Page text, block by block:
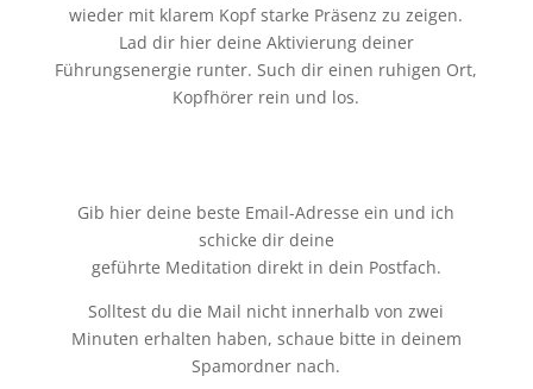
wieder mit klarem Kopf starke Präsenz zu zeigen.
Lad dir hier deine Aktivierung deiner
Führungsenergie runter. Such dir einen ruhigen Ort,
Kopfhörer rein und los.
Gib hier deine beste Email-Adresse ein und ich
schicke dir deine
geführte Meditation direkt in dein Postfach.
Solltest du die Mail nicht innerhalb von zwei
Minuten erhalten haben, schaue bitte in deinem
Spamordner nach.